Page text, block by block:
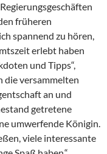
früheren
spannend zu hören,
erlebt haben
und Tipps“,
die versammelten
an und
getretene
umwerfende Königin.
viele interessante